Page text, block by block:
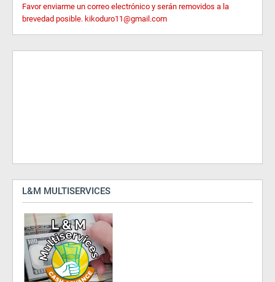
Favor enviarme un correo electrónico y serán removidos a la
brevedad posible. kikoduro11@gmail.com
L&M MULTISERVICES